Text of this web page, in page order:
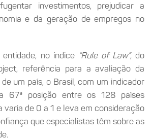
investimentos, prejudicar a
e da geração de empregos no
no índice “Rule of Law”, do
referência para a avaliação da
um país, o Brasil, com um indicador
67ª posição entre os 128 países
varia de 0 a 1 e leva em consideração
que especialistas têm sobre as